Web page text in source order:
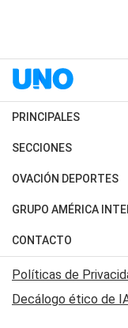
PRINCIPALES
Últimas Noticias
Política
Judiciales
Economia
SECCIONES
Horóscopo
Motores
Trucos caseros
Series y Películas
Edictos y Solicitadas
OVACIÓN DEPORTES
Fútbol
Mundial
Automovilismo
Rugby
GRUPO AMÉRICA
Canal 7 en Vivo
CONTACTO
Acerca de Nosotros
Contactanos
Políticas de
Decálogo ético de